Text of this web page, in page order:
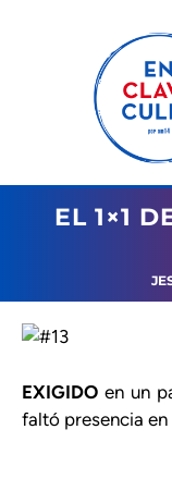
EL 1×1
EXIGIDO en un
faltó presencia en